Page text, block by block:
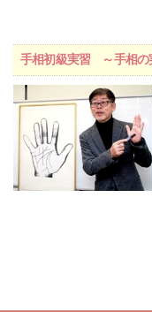
手相初級実習 ～手相の